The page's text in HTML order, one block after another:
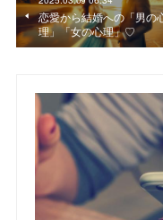
恋愛から結婚への「男の
理」「女の心理」♡